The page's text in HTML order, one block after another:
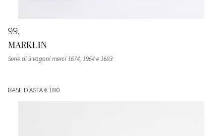
99
MARKLIN
Serie di 3 vagoni merci 1674, 1964 e 1683
BASE D'ASTA€ 180